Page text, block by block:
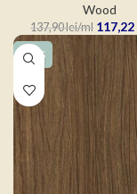
Wood
137,90lei 117,22
-15%